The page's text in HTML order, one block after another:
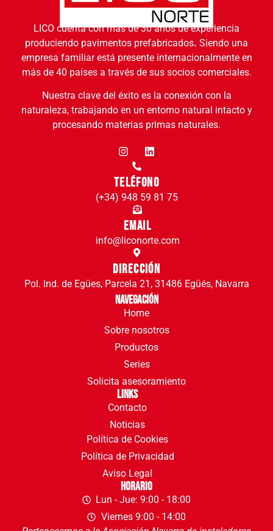
LICO cuenta con más de 30 años de experiencia
produciendo pavimentos prefabricados. Siendo una
empresa familiar está presente internacionalmente en
más de 40 países a través de sus socios comerciales.
Nuestra clave del éxito es la conexión con la
naturaleza, trabajando en un entorno natural intacto y
procesando materias primas naturales.
Teléfono
(+34) 948 59 81 75
Email
info@liconorte.com
Dirección
Pol. Ind. de Egües, Parcela 21, 31486 Egüés, Navarra
Navegación
Home
Sobre nosotros
Productos
Series
Solicita asesoramiento
Links
Contacto
Noticias
Política de Cookies
Política de Privacidad
Aviso Legal
Horario
Lun - Jue: 9:00 - 18:00
Viernes 9:00 - 14:00